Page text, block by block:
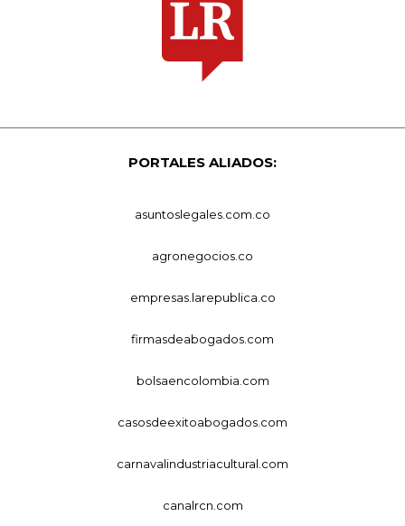
PORTALES ALIADOS:
asuntoslegales.com.co
agronegocios.co
empresas.larepublica.co
firmasdeabogados.com
bolsaencolombia.com
casosdeexitoabogados.com
carnavalindustriacultural.com
canalrcn.com